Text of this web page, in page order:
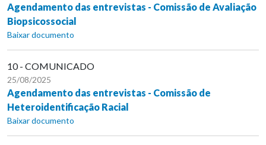
Agendamento das entrevistas - Comissão de Avaliação
Biopsicossocial
Baixar documento
10 - COMUNICADO
25/08/2025
Agendamento das entrevistas - Comissão de
Heteroidentificação Racial
Baixar documento